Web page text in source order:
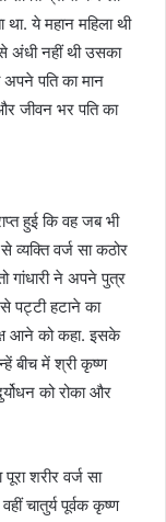
ये महान महिला थी
से अंधी नहीं थी उसका
पति का मान
जीवन भर पति का
हुई कि वह जब भी
वर्ज सा कठोर
गांधारी ने अपने पुत्र
पट्टी हटाने का
आने को कहा. इसके
बीच में श्री कृष्ण
को रोका और
शरीर वर्ज सा
चातुर्य पूर्वक कृष्ण